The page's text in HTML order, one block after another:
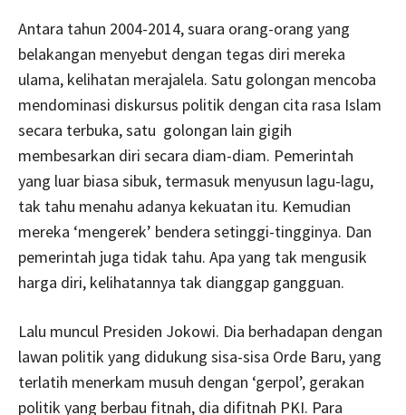
Antara tahun 2004-2014, suara orang-orang yang
belakangan menyebut dengan tegas diri mereka
ulama, kelihatan merajalela. Satu golongan mencoba
mendominasi diskursus politik dengan cita rasa Islam
secara terbuka, satu golongan lain gigih
membesarkan diri secara diam-diam. Pemerintah
yang luar biasa sibuk, termasuk menyusun lagu-lagu,
tak tahu menahu adanya kekuatan itu. Kemudian
mereka ‘mengerek’ bendera setinggi-tingginya. Dan
pemerintah juga tidak tahu. Apa yang tak mengusik
harga diri, kelihatannya tak dianggap gangguan.
Lalu muncul Presiden Jokowi. Dia berhadapan dengan
lawan politik yang didukung sisa-sisa Orde Baru, yang
terlatih menerkam musuh dengan ‘gerpol’, gerakan
politik yang berbau fitnah, dia difitnah PKI. Para